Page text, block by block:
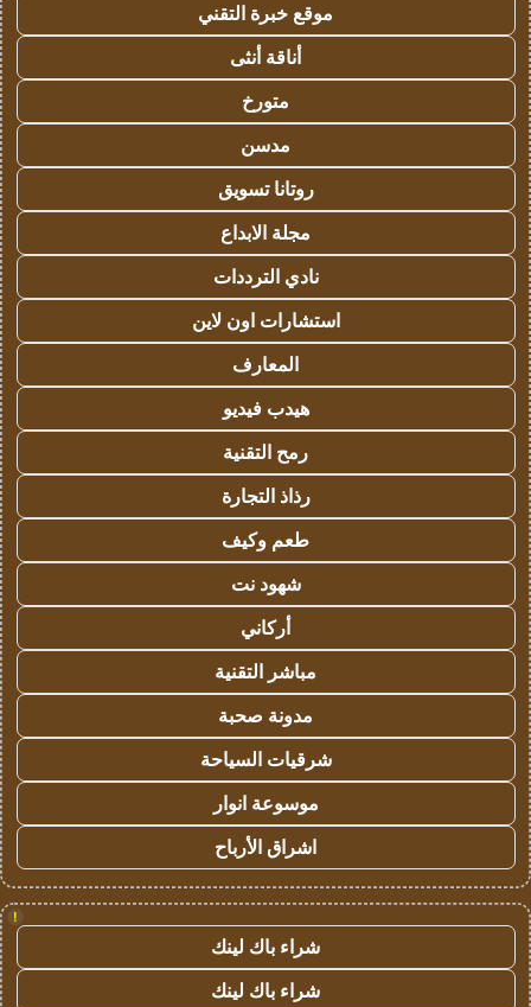
موقع خبرة التقني
أناقة أنثى
متورخ
مدسن
روتانا تسويق
مجلة الابداع
نادي الترددات
استشارات اون لاين
المعارف
هيدب فيديو
رمح التقنية
رذاذ التجارة
طعم وكيف
شهود نت
أركاني
مباشر التقنية
مدونة صحبة
شرقيات السياحة
موسوعة انوار
اشراق الأرباح
!
شراء باك لينك
شراء باك لينك